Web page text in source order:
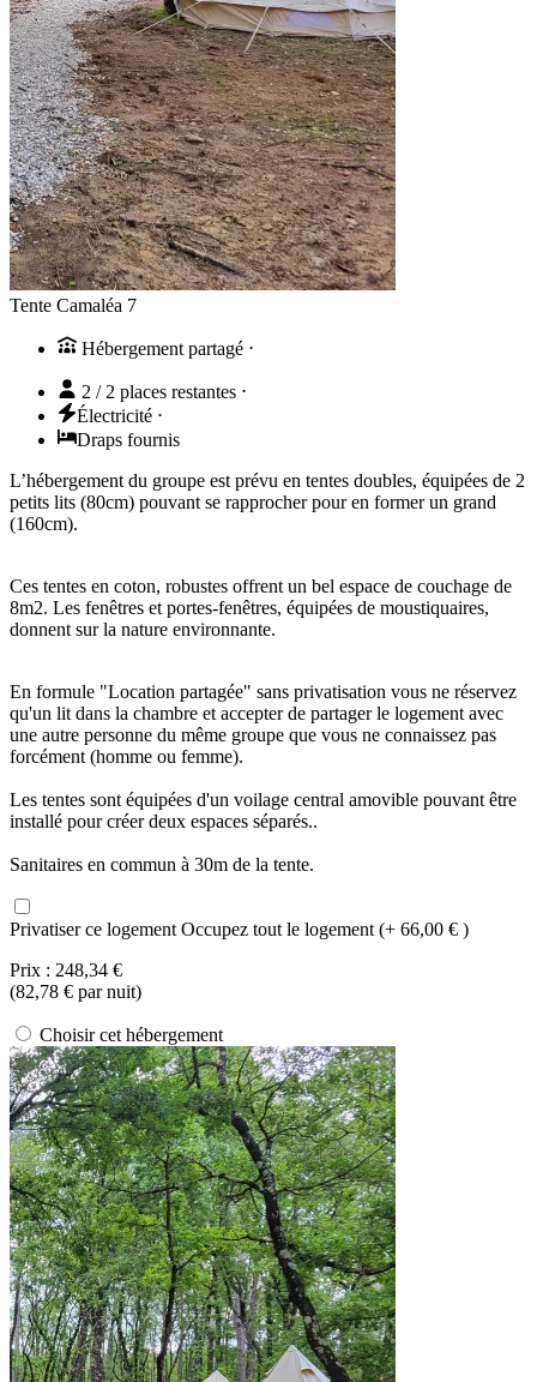
Tente Camaléa 7
Hébergement partagé ⋅
2 / 2 places restantes ⋅
Électricité ⋅
Draps fournis
L’hébergement du groupe est prévu en tentes doubles, équipées de 2
petits lits (80cm) pouvant se rapprocher pour en former un grand
(160cm).
Ces tentes en coton, robustes offrent un bel espace de couchage de
8m2. Les fenêtres et portes-fenêtres, équipées de moustiquaires,
donnent sur la nature environnante.
En formule "Location partagée" sans privatisation vous ne réservez
qu'un lit dans la chambre et accepter de partager le logement avec
une autre personne du même groupe que vous ne connaissez pas
forcément (homme ou femme).
Les tentes sont équipées d'un voilage central amovible pouvant être
installé pour créer deux espaces séparés..
Sanitaires en commun à 30m de la tente.
Privatiser ce logement Occupez tout le logement (+ 66,00 € )
Prix : 248,34 €
(82,78 € par nuit)
Choisir cet hébergement